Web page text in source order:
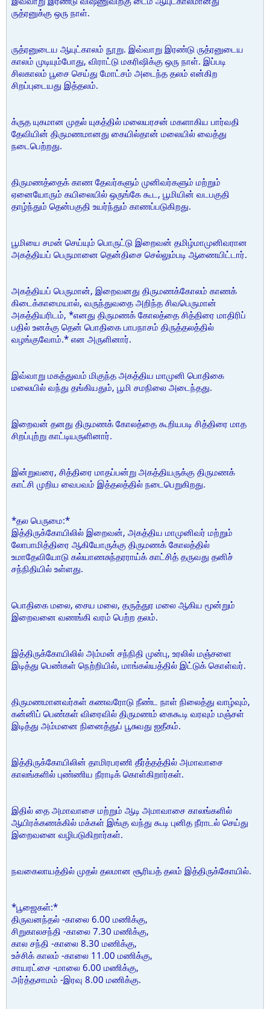
ருத்ரனுக்கு ஒரு நாள்.
ருத்ரனுடைய ஆயுட்காலம் நூறு. இவ்வாறு இரண்டு ருத்ரனுடைய
காலம் முடியும்போது, விராட்டு மகரிஷிக்கு ஒரு நாள். இப்படி
சிலகாலம் பூசை செய்து மோட்சம் அடைந்த தலம் என்கிற
சிறப்புடையது இத்தலம்.
க்ருத யுகமான முதல் யுகத்தில் மலையரசன் மகளாகிய பார்வதி
தேவியின் திருமணமானது கையில்தான் மலையில் வைத்து
நடைபெற்றது.
திருமணத்தைக் காண தேவர்களும் முனிவர்களும் மற்றும்
ஏனையோரும் கயிலையில் ஒருங்கே கூட, பூமியின் வடபகுதி
தாழ்ந்தும் தென்பகுதி உயர்ந்தும் காணப்படுகிறது.
பூமியை சமன் செய்யும் பொருட்டு இறைவன் தமிழ்மாமுனிவரான
அகத்தியப் பெருமானை தென்திசை செல்லும்படி ஆணையிட்டார்.
அகத்தியப் பெருமான், இறைவனது திருமணக்கோலம் காணக்
கிடைக்காமையால், வருந்துவதை அறிந்த சிவபெருமான்
அகத்தியரிடம், *எனது திருமணக் கோலத்தை சித்திரை மாதிரிப்
பதில் உனக்கு தென் பொதிகை பாபநாசம் திருத்தலத்தில்
வழங்குவோம்.* என அருளினார்.
இவ்வாறு மகத்துவம் மிகுந்த அகத்திய மாமுனி பொதிகை
மலையில் வந்து தங்கியதும், பூமி சமநிலை அடைந்தது.
இறைவன் தனது திருமணக் கோலத்தை கூறியபடி சித்திரை மாத
சிறப்புற்று காட்டியருளினார்.
இன்றுவரை, சித்திரை மாதப்பன்று அகத்தியருக்கு திருமணக்
காட்சி முறிய வைபவம் இத்தலத்தில் நடைபெறுகிறது.
*தல பெருமை:*
இத்திருக்கோயிலில் இறைவன், அகத்திய மாமுனிவர் மற்றும்
லோபாமித்திரை ஆகியோருக்கு திருமணக் கோலத்தில்
உமாதேவியோடு கல்யாணசுந்தரராய்க் காட்சித் தருவது தனிச்
சந்நிதியில் உள்ளது.
பொதிகை மலை, சைய மலை, தருத்துர மலை ஆகிய மூன்றும்
இறைவனை வணங்கி வரம் பெற்ற தலம்.
இத்திருக்கோயிலில் அம்மன் சந்நிதி முன்பு, உரலில் மஞ்சளை
இடித்து பெண்கள் நெற்றியில், மாங்கல்யத்தில் இட்டுக் கொள்வர்.
திருமணமானவர்கள் கணவரோடு நீண்ட நாள் நிலைத்து வாழ்வும்,
கன்னிப் பெண்கள் விரைவில் திருமணம் கைகூடி வரவும் மஞ்சள்
இடித்து அம்மனை நினைத்துப் பூசுவது ஐதீகம்.
இத்திருக்கோயிலின் தாமிரபரணி தீர்த்தத்தில் அமாவாசை
காலங்களில் புண்ணிய நீராடிக் கொள்கிறார்கள்.
இதில் தை அமாவாசை மற்றும் ஆடி அமாவாசை காலங்களில்
ஆயிரக்கணக்கில் மக்கள் இங்கு வந்து கூடி புனித நீராடல் செய்து
இறைவனை வழிபடுகிறார்கள்.
நவகைலாயத்தில் முதல் தலமான சூரியத் தலம் இத்திருக்கோயில்.
*பூஜைகள்:*
திருவனந்தல் -காலை 6.00 மணிக்கு,
சிறுகாலசந்தி -காலை 7.30 மணிக்கு,
கால சந்தி -காலை 8.30 மணிக்கு,
உச்சிக் காலம் -காலை 11.00 மணிக்கு,
சாயரட்சை -மாலை 6.00 மணிக்கு,
அர்த்தசாமம் -இரவு 8.00 மணிக்கு.